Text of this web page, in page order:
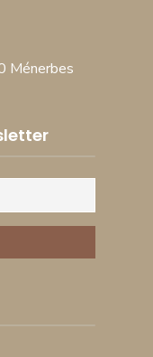
Ménerbes